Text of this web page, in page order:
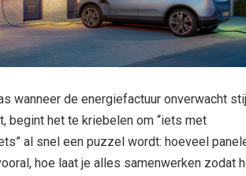
wanneer de energiefactuur onverwacht
begint het te kriebelen om “iets met
al snel een puzzel wordt: hoeveel
hoe laat je alles samenwerken zodat